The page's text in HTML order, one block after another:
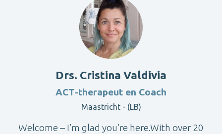
Drs. Cristina Valdivia
ACT-therapeut en Coach
Maastricht - (LB)
Welcome – I’m glad you’re here.With over 20